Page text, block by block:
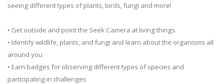
seeing different types of plants, birds, fungi and more!
• Get outside and point the Seek Camera at living things
• Identify wildlife, plants, and fungi and learn about the organisms all
around you
• Earn badges for observing different types of species and
participating in challenges